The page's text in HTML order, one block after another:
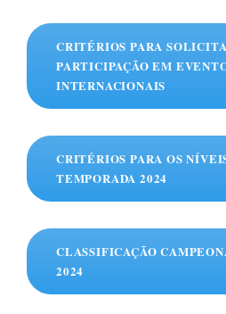
CRITÉRIOS PARA
PARTICIPAÇÃO EM
INTERNACIONAIS
CRITÉRIOS PARA OS
TEMPORADA 2024
CLASSIFICAÇÃO
2024